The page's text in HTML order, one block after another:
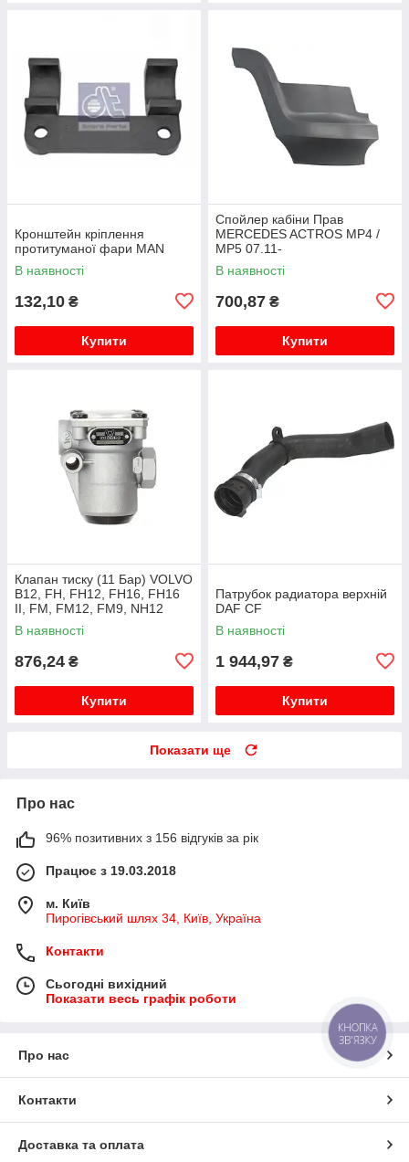
Кронштейн кріплення
протитуманої фари MAN
В наявності
132,10 ₴
Купити
Спойлер кабіни Прав
MERCEDES ACTROS MP4 /
MP5 07.11-
В наявності
700,87 ₴
Купити
Клапан тиску (11 Бар) VOLVO
B12, FH, FH12, FH16, FH16
II, FM, FM12, FM9, NH12
01.92-
В наявності
876,24 ₴
Купити
Патрубок радиатора верхній
DAF CF
В наявності
1 944,97 ₴
Купити
Показати ще
Про нас
96% позитивних з 156 відгуків за рік
Працює з 19.03.2018
м. Київ
Пирогівський шлях 34, Київ, Україна
Контакти
Сьогодні вихідний
Показати весь графік роботи
Про нас
Контакти
Доставка та оплата
КНОПКА
ЗВ'ЯЗКУ